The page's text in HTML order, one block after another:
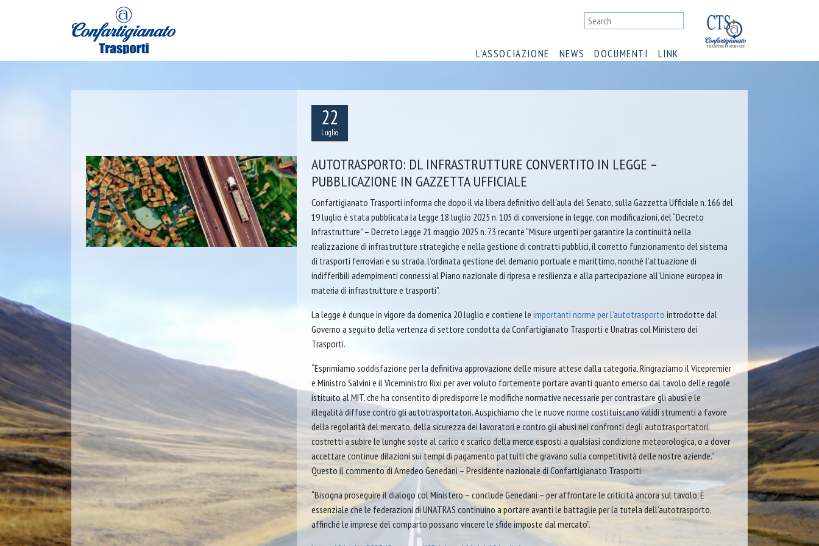
L’ASSOCIAZIONE NEWS DOCUMENTI LINK
22
Luglio
AUTOTRASPORTO: DL INFRASTRUTTURE CONVERTITO IN LEGGE –
PUBBLICAZIONE IN GAZZETTA UFFICIALE
Confartigianato Trasporti informa che dopo il via libera definitivo dell’aula del Senato, sulla Gazzetta Ufficiale n. 166 del
19 luglio è stata pubblicata la Legge 18 luglio 2025 n. 105 di conversione in legge, con modificazioni, del “Decreto
Infrastrutture” – Decreto Legge 21 maggio 2025 n. 73 recante “Misure urgenti per garantire la continuità nella
realizzazione di infrastrutture strategiche e nella gestione di contratti pubblici, il corretto funzionamento del sistema
di trasporti ferroviari e su strada, l’ordinata gestione del demanio portuale e marittimo, nonché l’attuazione di
indifferibili adempimenti connessi al Piano nazionale di ripresa e resilienza e alla partecipazione all’Unione europea in
materia di infrastrutture e trasporti”.
La legge è dunque in vigore da domenica 20 luglio e contiene le importanti norme per l’autotrasporto introdotte dal
Governo a seguito della vertenza di settore condotta da Confartigianato Trasporti e Unatras col Ministero dei
Trasporti.
“Esprimiamo soddisfazione per la definitiva approvazione delle misure attese dalla categoria. Ringraziamo il Vicepremier
e Ministro Salvini e il Viceministro Rixi per aver voluto fortemente portare avanti quanto emerso dal tavolo delle regole
istituito al MIT, che ha consentito di predisporre le modifiche normative necessarie per contrastare gli abusi e le
illegalità diffuse contro gli autotrasportatori. Auspichiamo che le nuove norme costituiscano validi strumenti a favore
della regolarità del mercato, della sicurezza dei lavoratori e contro gli abusi nei confronti degli autotrasportatori,
costretti a subire le lunghe soste al carico e scarico della merce esposti a qualsiasi condizione meteorologica, o a dover
accettare continue dilazioni sui tempi di pagamento pattuiti che gravano sulla competitività delle nostre aziende.”
Questo il commento di Amedeo Genedani – Presidente nazionale di Confartigianato Trasporti.
“Bisogna proseguire il dialogo col Ministero – conclude Genedani – per affrontare le criticità ancora sul tavolo. È
essenziale che le federazioni di UNATRAS continuino a portare avanti le battaglie per la tutela dell’autotrasporto,
affinché le imprese del comparto possano vincere le sfide imposte dal mercato”.